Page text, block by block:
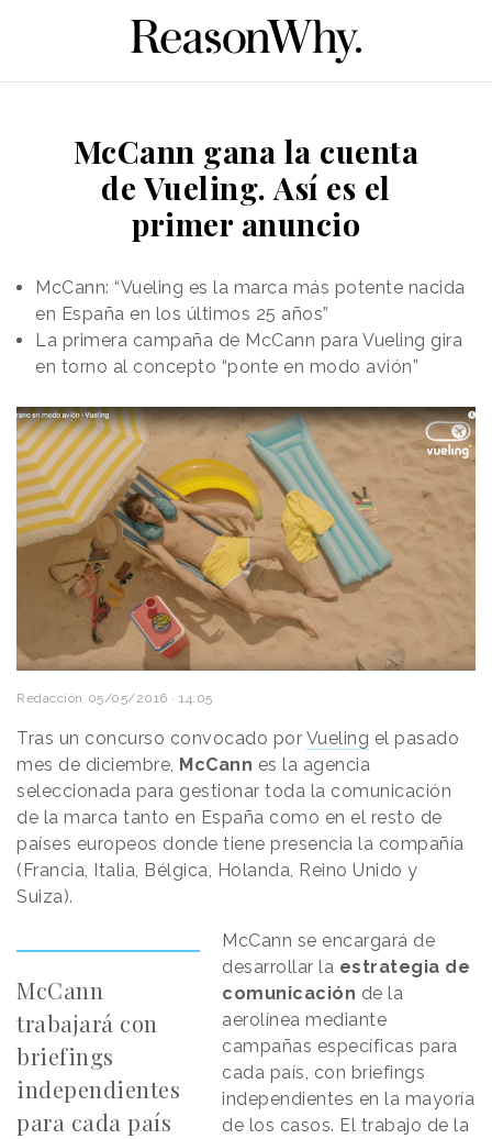
McCann gana la cuenta
de Vueling. Así es el
primer anuncio
McCann: “Vueling es la marca más potente nacida
en España en los últimos 25 años”
La primera campaña de McCann para Vueling gira
en torno al concepto “ponte en modo avión”
Redacción 05/05/2016 · 14:05
Tras un concurso convocado por Vueling el pasado
mes de diciembre, McCann es la agencia
seleccionada para gestionar toda la comunicación
de la marca tanto en España como en el resto de
países europeos donde tiene presencia la compañía
(Francia, Italia, Bélgica, Holanda, Reino Unido y
Suiza).
McCann
trabajará con
briefings
independientes
para cada país
McCann se encargará de
desarrollar la estrategia de
comunicación de la
aerolínea mediante
campañas específicas para
cada país, con briefings
independientes en la mayoría
de los casos. El trabajo de la